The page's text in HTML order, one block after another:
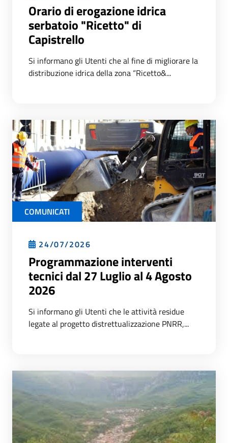
Orario di erogazione idrica
serbatoio "Ricetto" di
Capistrello
Si informano gli Utenti che al fine di migliorare la
distribuzione idrica della zona “Ricetto&...
COMUNICATI
24/07/2026
Programmazione interventi
tecnici dal 27 Luglio al 4 Agosto
2026
Si informano gli Utenti che le attività residue
legate al progetto distrettualizzazione PNRR,...